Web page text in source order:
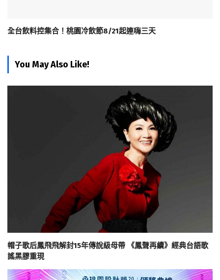
全台飲料控集合！桃園冷飲節8/21起連嗨三天
You May Also Like!
帽子歌后鳳飛飛解封15年傳說級母帶 《鳳聲再續》經典台語歌
謠黑膠重現